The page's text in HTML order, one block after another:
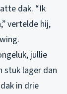
dak. “Ik
vertelde hij,
jullie
stuk lager dan
in drie